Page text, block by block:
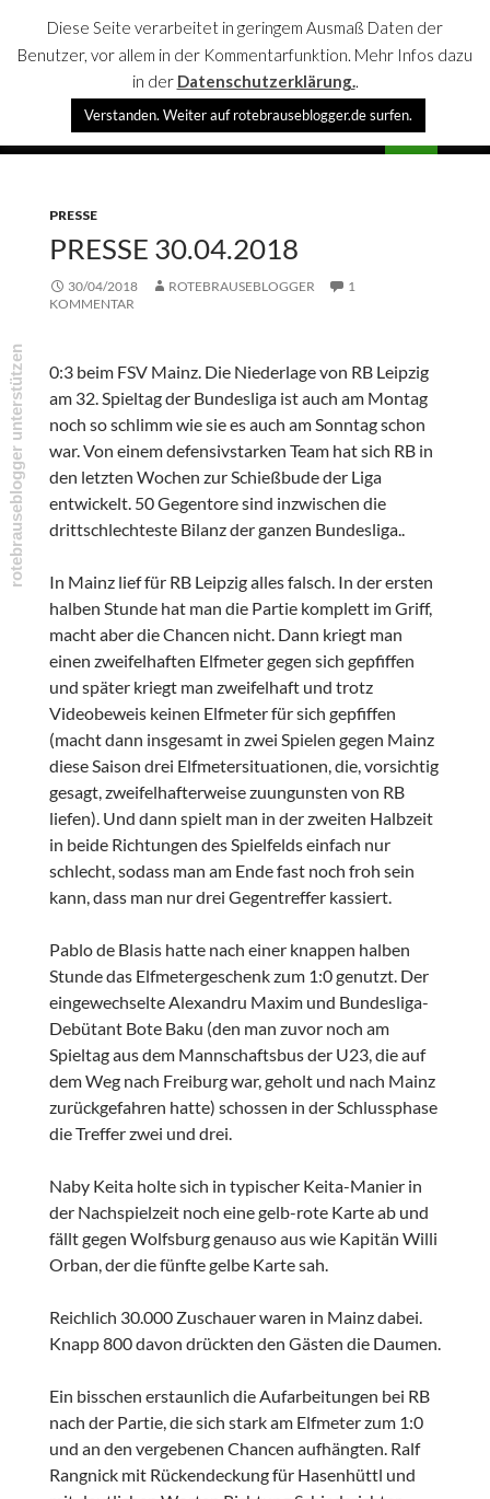
rotebrauseblogger
SPRINGE
PRESSE
PRESSE 30.04.2018
30/04/2018 ROTEBRAUSEBLOGGER
1
KOMMENTAR
0:3 beim FSV Mainz. Die Niederlage von RB Leipzig
am 32. Spieltag der Bundesliga ist auch am Montag
noch so schlimm wie sie es auch am Sonntag schon
war. Von einem defensivstarken Team hat sich RB in
den letzten Wochen zur Schießbude der Liga
entwickelt. 50 Gegentore sind inzwischen die
drittschlechteste Bilanz der ganzen Bundesliga..
In Mainz lief für RB Leipzig alles falsch. In der ersten
halben Stunde hat man die Partie komplett im Griff,
macht aber die Chancen nicht. Dann kriegt man
einen zweifelhaften Elfmeter gegen sich gepfiffen
und später kriegt man zweifelhaft und trotz
Videobeweis keinen Elfmeter für sich gepfiffen
(macht dann insgesamt in zwei Spielen gegen Mainz
diese Saison drei Elfmetersituationen, die, vorsichtig
gesagt, zweifelhafterweise zuungunsten von RB
liefen). Und dann spielt man in der zweiten Halbzeit
in beide Richtungen des Spielfelds einfach nur
schlecht, sodass man am Ende fast noch froh sein
kann, dass man nur drei Gegentreffer kassiert.
Pablo de Blasis hatte nach einer knappen halben
Stunde das Elfmetergeschenk zum 1:0 genutzt. Der
eingewechselte Alexandru Maxim und Bundesliga-
Debütant Bote Baku (den man zuvor noch am
Spieltag aus dem Mannschaftsbus der U23, die auf
dem Weg nach Freiburg war, geholt und nach Mainz
zurückgefahren hatte) schossen in der Schlussphase
die Treffer zwei und drei.
Naby Keita holte sich in typischer Keita-Manier in
der Nachspielzeit noch eine gelb-rote Karte ab und
fällt gegen Wolfsburg genauso aus wie Kapitän Willi
Orban, der die fünfte gelbe Karte sah.
Reichlich 30.000 Zuschauer waren in Mainz dabei.
Knapp 800 davon drückten den Gästen die Daumen.
Ein bisschen erstaunlich die Aufarbeitungen bei RB
nach der Partie, die sich stark am Elfmeter zum 1:0
und an den vergebenen Chancen aufhängten. Ralf
Rangnick mit Rückendeckung für Hasenhüttl und
Diese Seite verarbeitet in geringem Ausmaß Daten der
Benutzer, vor allem in der Kommentarfunktion. Mehr Infos dazu
in der Datenschutzerklärung..
Verstanden. Weiter auf rotebrauseblogger.de surfen.
rotebrauseblogger unterstützen